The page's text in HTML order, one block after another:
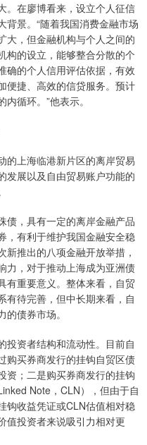
在廖博看来，设立个人征信
背景。“随着我国消费金融市场
大，但金融机构与个人之间的
构的设立，能够整合分散的个
确的个人信用评估依据，有效
便捷、高效的信贷服务。预计
循环。”他表示。
上海临港新片区的离岸贸易
发展以及自由贸易账户功能的
，具有一定的离岸金融产品
，有利于维护我国金融安全稳
推出的八项金融开放举措，
力，对于推动上海成为亚洲债
有重要意义。整体来看，自贸
有待完善，但中长期来看，自
债券市场。
资者结构和流动性。目前自
购买券商发行的挂钩自贸区债
资；二是购买券商发行的挂钩
Note，CLN），但由于自
钩收益凭证或CLN估值相对稳
值投资者来说吸引力相对更